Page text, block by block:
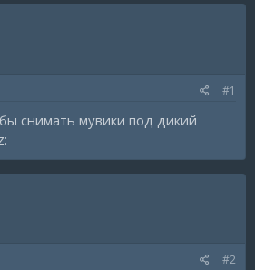
#1
снимать мувики под дикий
#2